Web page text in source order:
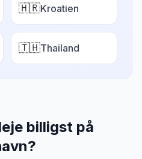
🇭🇷Kroatien
🇹🇭Thailand
billigst på
?